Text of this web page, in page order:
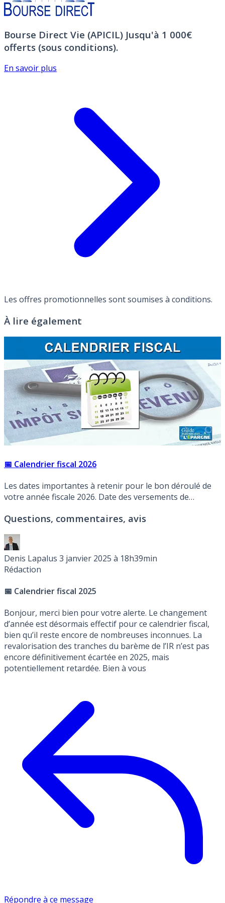
Bourse Direct Vie (APICIL) Jusqu'à 1 000€
offerts (sous conditions).
En savoir plus
Les offres promotionnelles sont soumises à conditions.
À lire également
📅 Calendrier fiscal 2026
Les dates importantes à retenir pour le bon déroulé de
votre année fiscale 2026. Date des versements de
2026. Avis d’imposition 2026 portant sur les revenus
Questions, commentaires, avis
Denis Lapalus 3 janvier 2025 à 18h39min
Rédaction
📅 Calendrier fiscal 2025
Bonjour, merci bien pour votre alerte. Le changement
d’année est désormais effectif pour ce calendrier fiscal,
bien qu’il reste encore de nombreuses inconnues. La
revalorisation des tranches du barème de l’IR n’est pas
encore définitivement écartée en 2025, mais
potentiellement retardée. Bien à vous
Répondre à ce message